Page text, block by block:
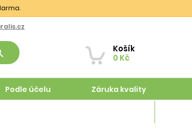
Košík
0 Kč
Podle účelu Záruka kvality